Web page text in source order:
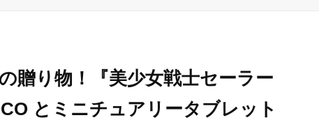
贈り物！『美少女戦士セーラー
とミニチュアリータブレット